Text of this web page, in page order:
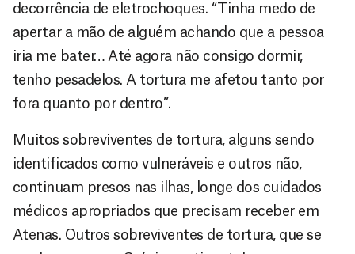
decorrência de eletrochoques. “Tinha medo de
apertar a mão de alguém achando que a pessoa
iria me bater… Até agora não consigo dormir,
tenho pesadelos. A tortura me afetou tanto por
fora quanto por dentro”.
Muitos sobreviventes de tortura, alguns sendo
identificados como vulneráveis e outros não,
continuam presos nas ilhas, longe dos cuidados
médicos apropriados que precisam receber em
Atenas. Outros sobreviventes de tortura, que se